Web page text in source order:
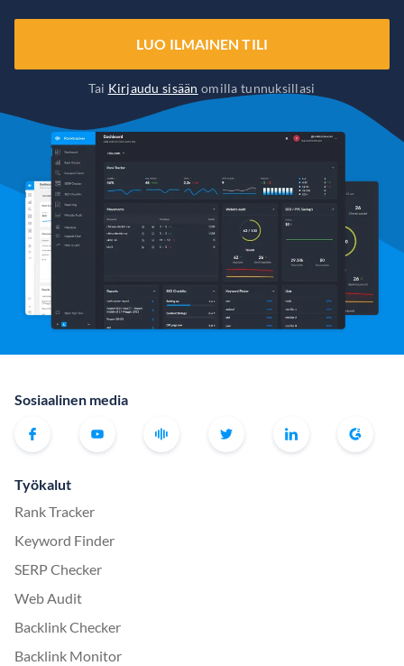
LUO ILMAINEN TILI
Tai Kirjaudu sisään omilla tunnuksillasi
Sosiaalinen media
Työkalut
Rank Tracker
Keyword Finder
SERP Checker
Web Audit
Backlink Checker
Backlink Monitor